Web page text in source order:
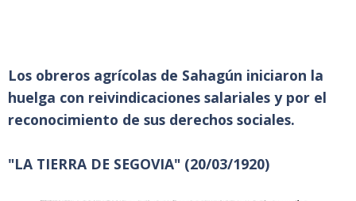
Los obreros agrícolas de Sahagún iniciaron la
huelga con reivindicaciones salariales y por el
reconocimiento de sus derechos sociales.
"LA TIERRA DE SEGOVIA" (20/03/1920)